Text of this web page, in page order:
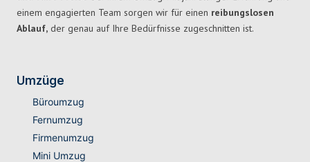
einem engagierten Team sorgen wir für einen reibungslosen
Ablauf, der genau auf Ihre Bedürfnisse zugeschnitten ist.
Umzüge
Büroumzug
Fernumzug
Firmenumzug
Mini Umzug